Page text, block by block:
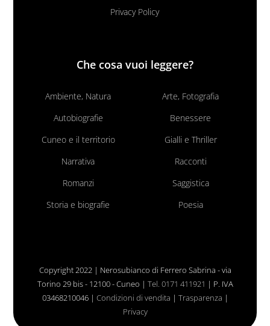
Privacy Policy
Che cosa vuoi leggere?
Ambiente, Natura
Arte, Fotografia
Autobiografie
Benessere
Cuneo e il territorio
Gialli e Thriller
Narrativa
Racconti
Romanzi
Saggistica
Storia e biografie
Poesia
Copyright 2022 | Nerosubianco di Ferrero Sabrina - via
Torino 29 bis - 12100 - Cuneo | Tel. 0171 411921 | P. IVA
03468210046 | Condizioni di vendita | Trasparenza |
Privacy